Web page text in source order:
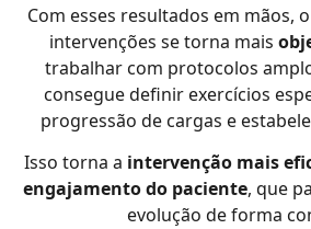
Com esses resultados em mãos,
intervenções se torna mais
trabalhar com protocolos
consegue definir exercícios
progressão de cargas e
Isso torna a intervenção mais
engajamento do paciente, que
evolução de forma